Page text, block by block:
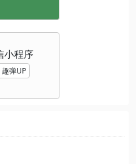
趣弹UP